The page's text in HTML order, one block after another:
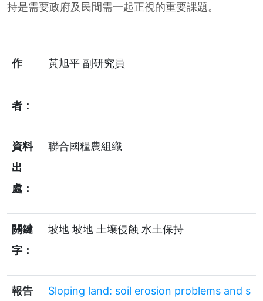
持是需要政府及民間需一起正視的重要課題。
作
者：
黃旭平 副研究員
資料
出
處：
聯合國糧農組織
關鍵
字：
坡地 坡地 土壤侵蝕 水土保持
報告
Sloping land: soil erosion problems and s